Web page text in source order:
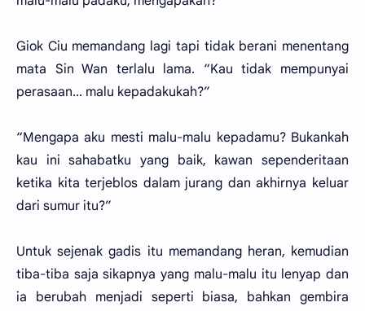
Giok Ciu memandang lagi tapi tidak berani menentang
mata Sin Wan terlalu lama. “Kau tidak mempunyai
perasaan... malu kepadakukah?”
“Mengapa aku mesti malu-malu kepadamu? Bukankah
kau ini sahabatku yang baik, kawan sependeritaan
ketika kita terjeblos dalam jurang dan akhirnya keluar
dari sumur itu?”
Untuk sejenak gadis itu memandang heran, kemudian
tiba-tiba saja sikapnya yang malu-malu itu lenyap dan
ia berubah menjadi seperti biasa, bahkan gembira